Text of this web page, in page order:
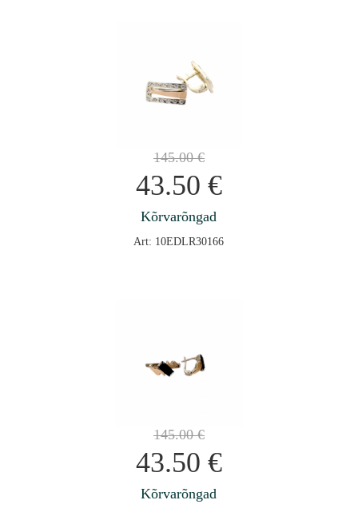
145.00€
43.50 €
Kõrvarõngad
Art: 10EDLR30166
145.00€
43.50 €
Kõrvarõngad